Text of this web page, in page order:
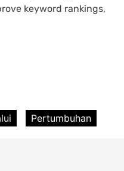
keyword rankings,
Pertumbuhan